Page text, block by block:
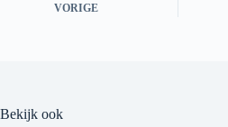
VORIGE
Bekijk ook